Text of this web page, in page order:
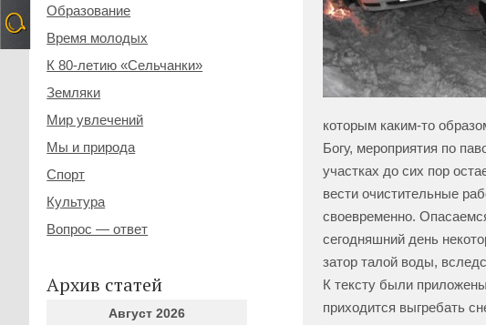
которым каким-то
Богу, мероприятия по
участках до сих пор
вести очистительные
своевременно.
сегодняшний день
затор талой воды,
К тексту были
приходится выгребать
Образование
Время молодых
К 80-летию «Сельчанки»
Земляки
Мир увлечений
Мы и природа
Спорт
Культура
Вопрос — ответ
Архив статей
Август 2026